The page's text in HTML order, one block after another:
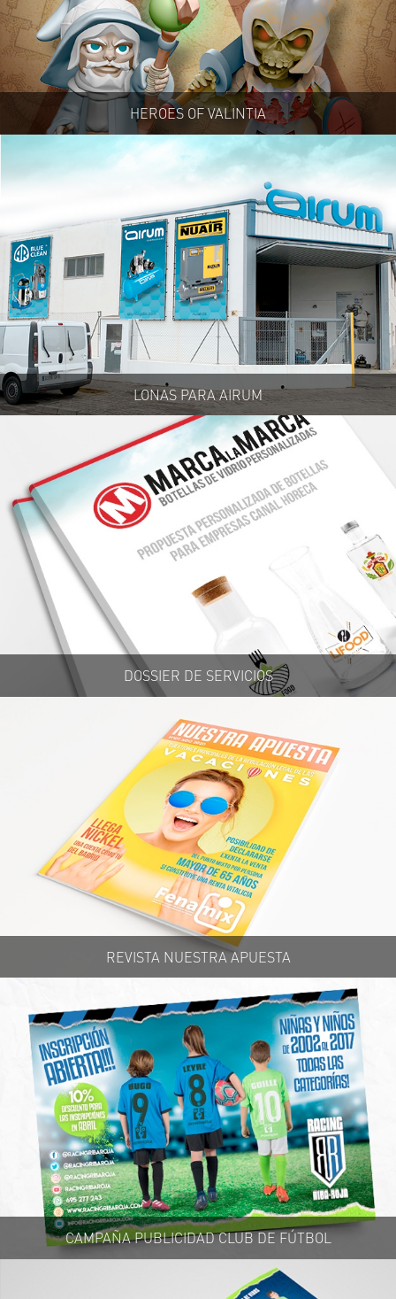
HEROES OF VALINTIA
LONAS PARA AIRUM
DOSSIER DE SERVICIOS
REVISTA NUESTRA APUESTA
CAMPAÑA PUBLICIDAD CLUB DE FÚTBOL